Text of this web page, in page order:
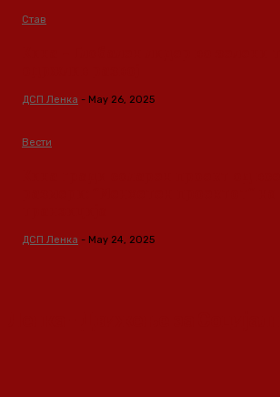
Став
ДСП Ленка - May 26, 2025
Вести
ДСП Ленка - May 24, 2025